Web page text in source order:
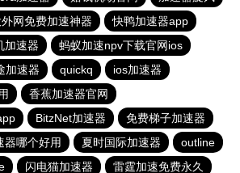
网免费加速神器
快鸭加速器app
加速器
蚂蚁加速npv下载官网ios
加速器 quickq
ios加速器
香蕉加速器官网
BitzNet加速器
免费梯子加速器
器哪个好用 夏时国际加速器
outline
闪电猫加速器 雷霆加速免费永久